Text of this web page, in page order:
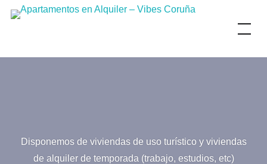
Skip
Disponemos de viviendas de uso turístico y viviendas
de alquiler de temporada (trabajo, estudios, etc)